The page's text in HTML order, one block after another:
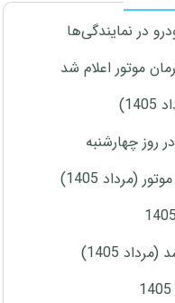
1405)
1405)